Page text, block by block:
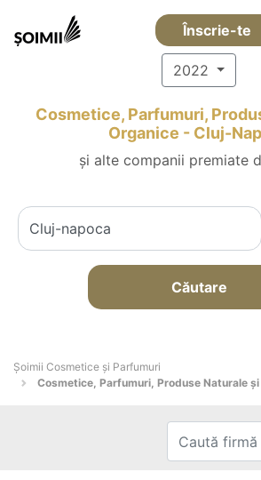
Înscrie-te
2022
Cosmetice, Parfumuri,
Organice - Cluj-
și alte companii premiate
Căutare
Șoimii Cosmetice și Parfumuri
Cosmetice, Parfumuri, Produse Naturale